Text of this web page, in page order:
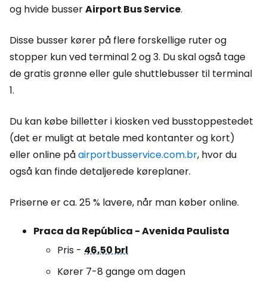
og hvide busserAirport Bus Service.
Disse busser kører på flere forskellige ruter og
stopper kun ved terminal 2 og 3. Du skal også tage
de gratis grønne eller gule shuttlebusser til terminal
1.
Du kan købe billetter i kiosken ved busstoppestedet
(det er muligt at betale med kontanter og kort)
eller online påairportbusservice.com.br, hvor du
også kan finde detaljerede køreplaner.
Priserne er ca. 25 % lavere, når man køber online.
Praca da República - Avenida Paulista
Pris - 46,50 brl
Kører 7-8 gange om dagen